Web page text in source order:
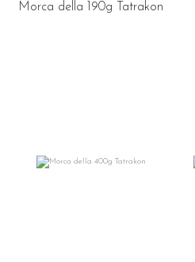
Morca della 190g Tatrakon